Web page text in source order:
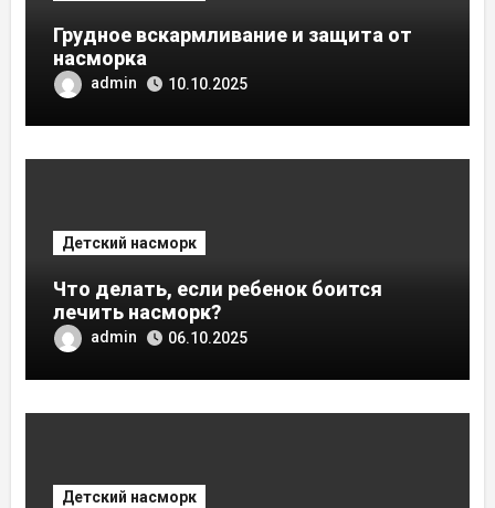
Грудное вскармливание и защита от
насморка
admin 10.10.2025
Детский насморк
Что делать, если ребенок боится
лечить насморк?
admin 06.10.2025
Детский насморк